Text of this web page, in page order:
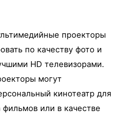
проекторы
по качеству фото и
HD телевизорами.
могут
кинотеатр для
или в качестве